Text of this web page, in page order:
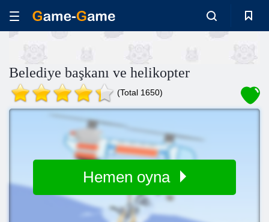
Belediye başkanı ve helikopter
(Total 1650)
Hemen oyna